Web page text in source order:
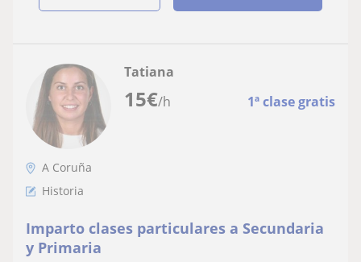
15€/h 1ª clase gratis
Tatiana
A Coruña
Historia
Imparto clases particulares a Secundaria
y Primaria